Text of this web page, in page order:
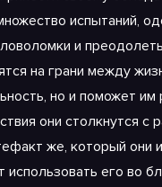
испытаний,
и
на грани между
но и поможет им
они столкнутся с
же, который они
его во